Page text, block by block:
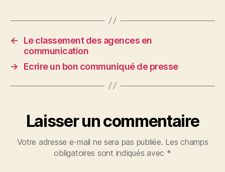
←
Le classement des agences en
communication
→
Ecrire un bon communiqué de presse
Laisser un commentaire
Votre adresse e-mail ne sera pas publiée. Les champs
obligatoires sont indiqués avec *